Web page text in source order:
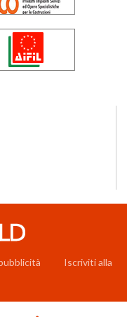
Iscriviti alla